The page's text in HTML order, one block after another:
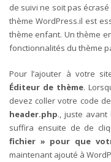
de suivi ne soit pas
thème WordPress.il est
thème enfant. Un thème
fonctionnalités du thème
Pour l’ajouter à votre
Éditeur de thème.
devez coller votre code
header.php., juste
suffira ensuite de de
fichier » pour que
maintenant ajouté à